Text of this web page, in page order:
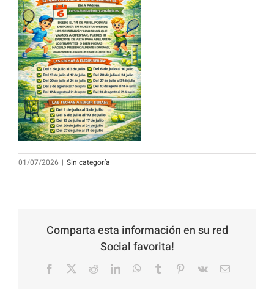
01/07/2026 | Sin categoría
Comparta esta información en su red
Social favorita!
Facebook RedditLinkedInWhatsApp
Tumblr Pinterest
Vk Email